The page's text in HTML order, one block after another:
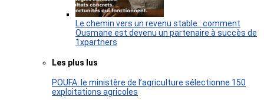
Le chemin vers un revenu stable : comment
Ousmane est devenu un partenaire à succès de
1xpartners
Les plus lus
POUFA: le ministère de l’agriculture sélectionne 150
exploitations agricoles